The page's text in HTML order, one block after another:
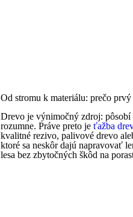
Od stromu k materiálu: prečo
Drevo je výnimočný zdroj: pôsobí
rozumne. Práve preto je ťažba
kvalitné rezivo, palivové drevo
ktoré sa neskôr dajú napravovať
lesa bez zbytočných škôd na